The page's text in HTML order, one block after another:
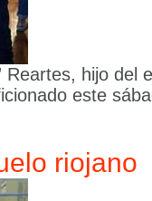
Reartes, hijo
este
riojano